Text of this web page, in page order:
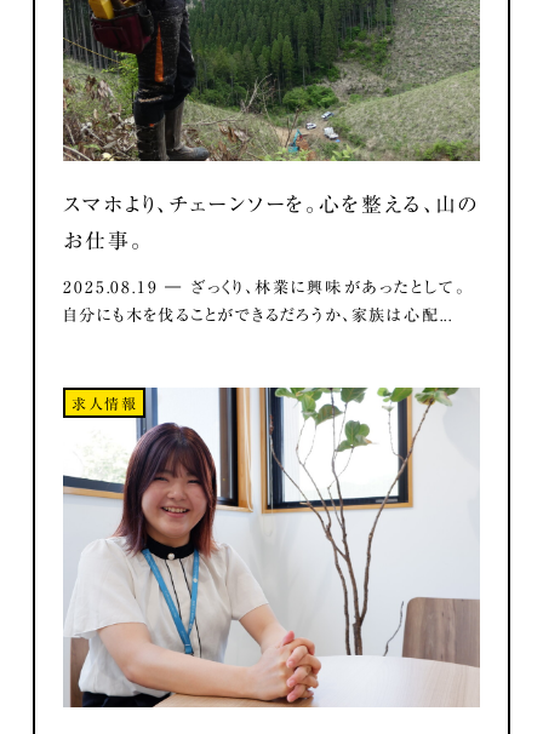
スマホより、チェーンソーを。心を整える、山の
お仕事。
2025.08.19 ― ざっくり、林業に興味があったとして。
自分にも木を伐ることができるだろうか、家族は心配...
求人情報